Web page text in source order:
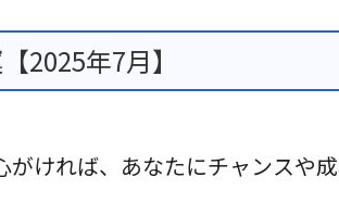
2025年7月】
ければ、あなたにチャンスや